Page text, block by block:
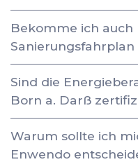
Bekomme ich auch
Sanierungsfahrplan
Sind die
Born a. Darß
Warum sollte ich
Enwendo